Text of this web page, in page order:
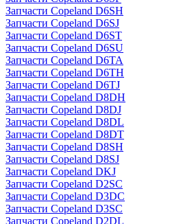
Запчасти Copeland D6SH
Запчасти Copeland D6SJ
Запчасти Copeland D6ST
Запчасти Copeland D6SU
Запчасти Copeland D6TA
Запчасти Copeland D6TH
Запчасти Copeland D6TJ
Запчасти Copeland D8DH
Запчасти Copeland D8DJ
Запчасти Copeland D8DL
Запчасти Copeland D8DT
Запчасти Copeland D8SH
Запчасти Copeland D8SJ
Запчасти Copeland DKJ
Запчасти Copeland D2SC
Запчасти Copeland D3DC
Запчасти Copeland D3SC
Запчасти Copeland D2DL